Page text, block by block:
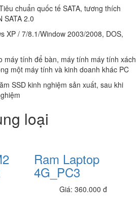
Intel Core i5- 6300U .( TH6)- 4G-128G-
Intel Corei5 -6200U.( TH6).-8G-256G-14'
Intel Corei5 -6200U.( TH6).-4G-120G-14'
Intel Core i5- 6600U.( TH6)-8G-
FHD
Intel Core i7- 6600U.( TH6)-4G-
chuẩn quốc tế SATA, tương thích
SATA 2.0
XP / 7/8.1/Window 2003/2008, DOS,
máy tính để bàn, máy tính máy tính xách
một máy tính và kinh doanh khác PC
SSD kinh nghiệm sản xuất, sau khi
loại
Ram Laptop
4G_PC3
Giá: 360.000 đ